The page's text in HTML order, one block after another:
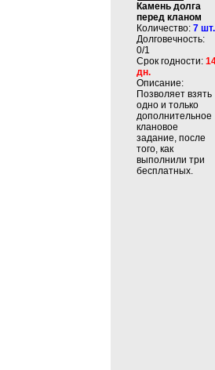
Камень долга
перед кланом
Количество: 7 шт.
Долговечность:
0/1
Срок годности:
дн.
Описание:
Позволяет взять
одно и только
дополнительное
клановое
задание, после
того, как
выполнили три
бесплатных.